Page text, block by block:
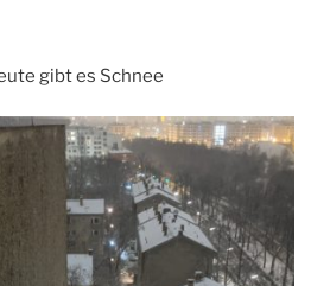
gibt es Schnee